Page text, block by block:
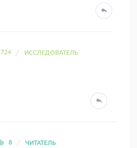
724 ИССЛЕДОВАТЕЛЬ
8 ЧИТАТЕЛЬ